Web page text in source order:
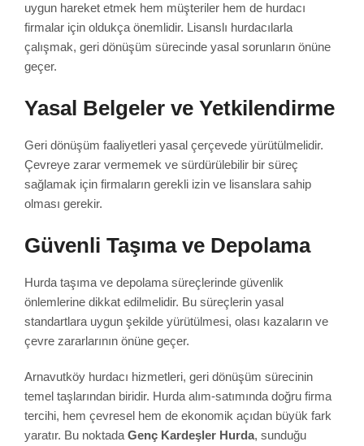
uygun hareket etmek hem müşteriler hem de hurdacı
firmalar için oldukça önemlidir. Lisanslı hurdacılarla
çalışmak, geri dönüşüm sürecinde yasal sorunların önüne
geçer.
Yasal Belgeler ve Yetkilendirme
Geri dönüşüm faaliyetleri yasal çerçevede yürütülmelidir.
Çevreye zarar vermemek ve sürdürülebilir bir süreç
sağlamak için firmaların gerekli izin ve lisanslara sahip
olması gerekir.
Güvenli Taşıma ve Depolama
Hurda taşıma ve depolama süreçlerinde güvenlik
önlemlerine dikkat edilmelidir. Bu süreçlerin yasal
standartlara uygun şekilde yürütülmesi, olası kazaların ve
çevre zararlarının önüne geçer.
Arnavutköy hurdacı hizmetleri, geri dönüşüm sürecinin
temel taşlarından biridir. Hurda alım-satımında doğru firma
tercihi, hem çevresel hem de ekonomik açıdan büyük fark
yaratır. Bu noktada Genç Kardeşler Hurda, sunduğu